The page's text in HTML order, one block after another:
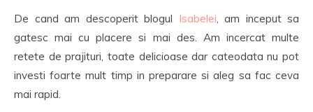
De cand am descoperit blogul Isabelei, am inceput sa
gatesc mai cu placere si mai des. Am incercat multe
retete de prajituri, toate delicioase dar cateodata nu pot
investi foarte mult timp in preparare si aleg sa fac ceva
mai rapid.